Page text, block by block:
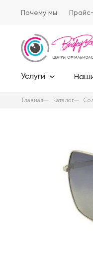
Почему мы
Услуги
Главная Каталог